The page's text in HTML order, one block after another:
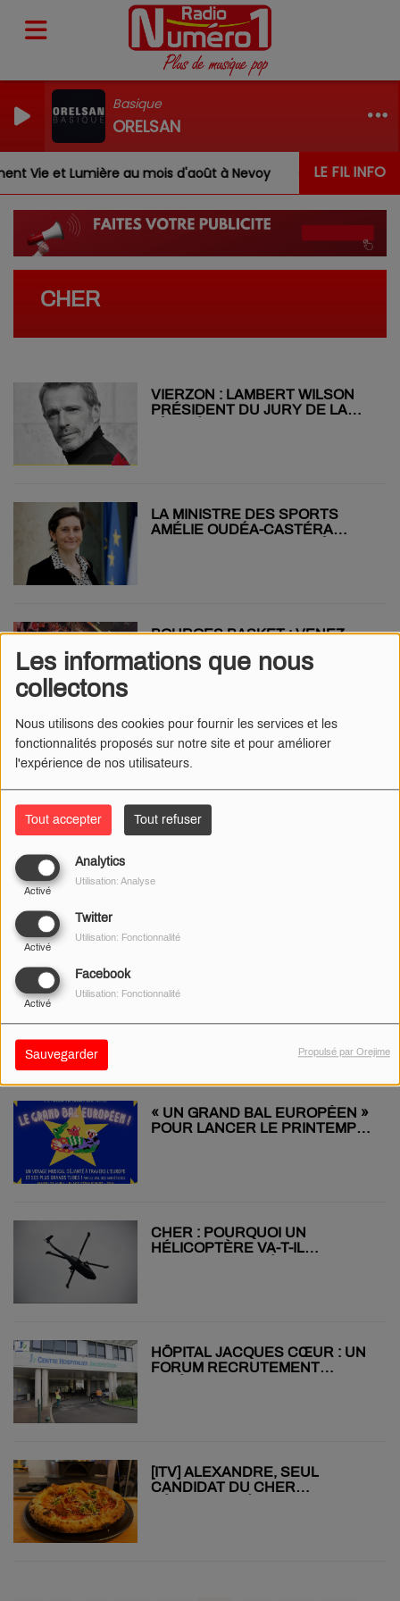
Les informations que nous
collectons
Nous utilisons des cookies pour fournir les services et les
fonctionnalités proposés sur notre site et pour améliorer
l'expérience de nos utilisateurs.
Tout accepter Tout refuser
Analytics
Activé
Utilisation: Analyse
Twitter
Activé
Utilisation: Fonctionnalité
Facebook
Activé
Utilisation: Fonctionnalité
Sauvegarder Propulsé par Orejime
Basique
ORELSAN
LE FIL INFO
Vie et Lumière au mois d'août à Nevoy Louis,
CHER
VIERZON : LAMBERT WILSON
PRÉSIDENT DU JURY DE LA
LA MINISTRE DES SPORTS
AMÉLIE OUDÉA-CASTÉRA
BOURGES BASKET : VENEZ
CÉLÉBRER LA COUPE DE
FRANCE CE SOIR AU PRADO !
LE CHANTEUR RENAUD
BIENTÔT DÉCORÉ À BOURGES
LA TOUR DES FIEFS DE
BOURGES : LE PARKING
JUSQU'AU 3 MAI
« UN GRAND BAL EUROPÉEN »
POUR LANCER LE PRINTEMPS
CHER : POURQUOI UN
HÉLICOPTÈRE VA-T-IL
HÔPITAL JACQUES CŒUR : UN
FORUM RECRUTEMENT
[ITV] ALEXANDRE, SEUL
CANDIDAT DU CHER